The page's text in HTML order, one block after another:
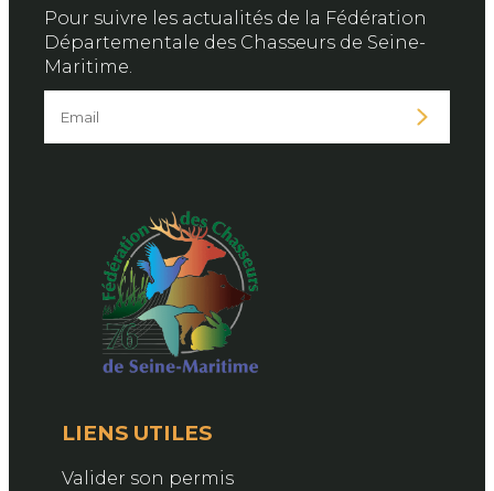
Pour suivre les actualités de la Fédération
Départementale des Chasseurs de Seine-
Maritime.
LIENS UTILES
Valider son permis